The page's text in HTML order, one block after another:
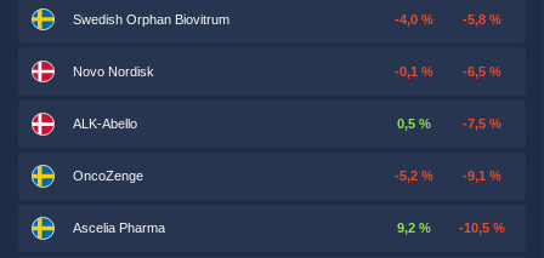
Swedish Orphan Biovitrum -4,0 % -5,8 %
Novo Nordisk -0,1 % -6,5 %
ALK-Abello 0,5 % -7,5 %
OncoZenge -5,2 % -9,1 %
Ascelia Pharma 9,2 % -10,5 %